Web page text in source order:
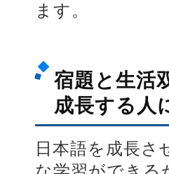
ます。
宿題と生活
成長する人
日本語を成長さ